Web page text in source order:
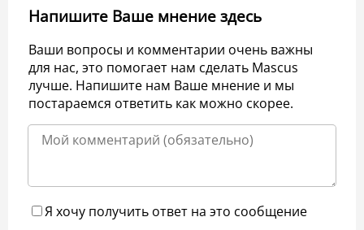
Напишите Ваше мнение здесь
Ваши вопросы и комментарии очень важны
для нас, это помогает нам сделать Mascus
лучше. Напишите нам Ваше мнение и мы
постараемся ответить как можно скорее.
Я хочу получить ответ на это сообщение